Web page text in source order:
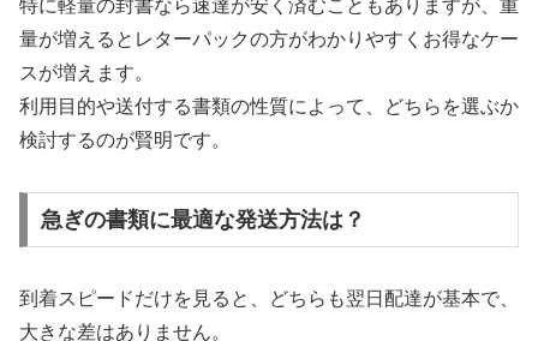
特に軽量の封書なら速達が安く済むこともありますが、重
量が増えるとレターパックの方がわかりやすくお得なケー
スが増えます。
利用目的や送付する書類の性質によって、どちらを選ぶか
検討するのが賢明です。
急ぎの書類に最適な発送方法は？
到着スピードだけを見ると、どちらも翌日配達が基本で、
大きな差はありません。